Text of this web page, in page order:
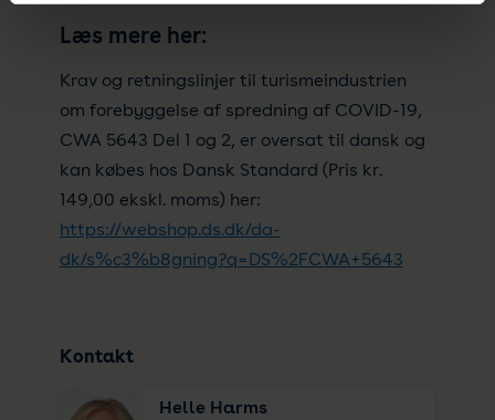
Læs mere her:
Krav og retningslinjer til turismeindustrien
om forebyggelse af spredning af COVID-19,
CWA 5643 Del 1 og 2, er oversat til dansk og
kan købes hos Dansk Standard (Pris kr.
149,00 ekskl. moms) her:
https://webshop.ds.dk/da-
dk/s%c3%b8gning?q=DS%2FCWA+5643
Kontakt
Helle Harms